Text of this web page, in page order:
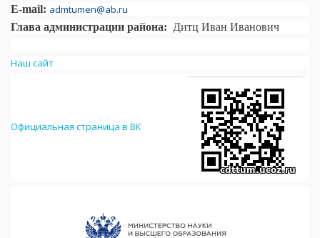
E-mail: admtumen@ab.ru
Глава администрации района: Дитц Иван Иванович
Наш сайт
Официальная страница в ВК